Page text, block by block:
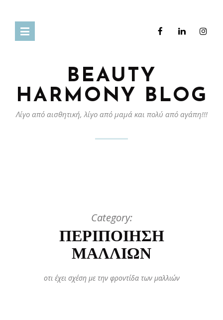
BEAUTY
HARMONY BLOG
Λίγο από αισθητική, λίγο από μαμά και πολύ από αγάπη!!!
Category:
ΠΕΡΙΠΟΊΗΣΗ
ΜΑΛΛΙΏΝ
οτι έχει σχέση με την φροντίδα των μαλλιών